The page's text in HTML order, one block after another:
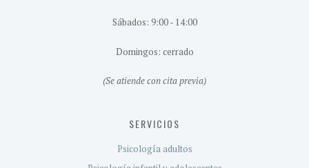
Sábados: 9:00 - 14:00
Domingos: cerrado
(Se atiende con cita previa)
SERVICIOS
Psicología adultos